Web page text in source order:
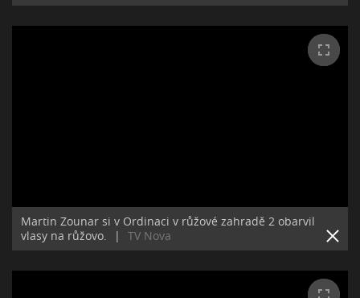
Martin Zounar si v Ordinaci v růžové zahradě 2 obarvil
vlasy na růžovo.
| TV Nova